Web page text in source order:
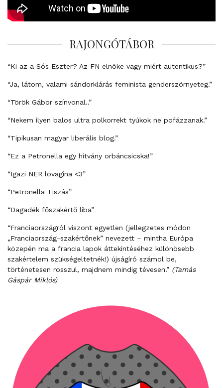
RAJONGÓTÁBOR
“Ki az a Sós Eszter? Az FN elnöke vagy miért autentikus?”
“Ja, látom, valami sándorklárás feminista genderszörnyeteg.”
“Török Gábor színvonal..”
“Nekem ilyen balos ultra polkorrekt tyúkok ne pofázzanak.”
“Tipikusan magyar liberális blog.”
“Ez a Petronella egy hitvány orbáncsicska!”
“Igazi NER lovagina <3”
“Petronella Tiszás”
“Dagadék főszakértő liba”
“Franciaországról viszont egyetlen (jellegzetes módon
„Franciaország-szakértőnek” nevezett – mintha Európa
közepén ma a francia lapok áttekintéséhez különösebb
szakértelem szükségeltetnék!) újságíró számol be,
történetesen rosszul, majdnem mindig tévesen.” (Tamás
Gáspár Miklós)